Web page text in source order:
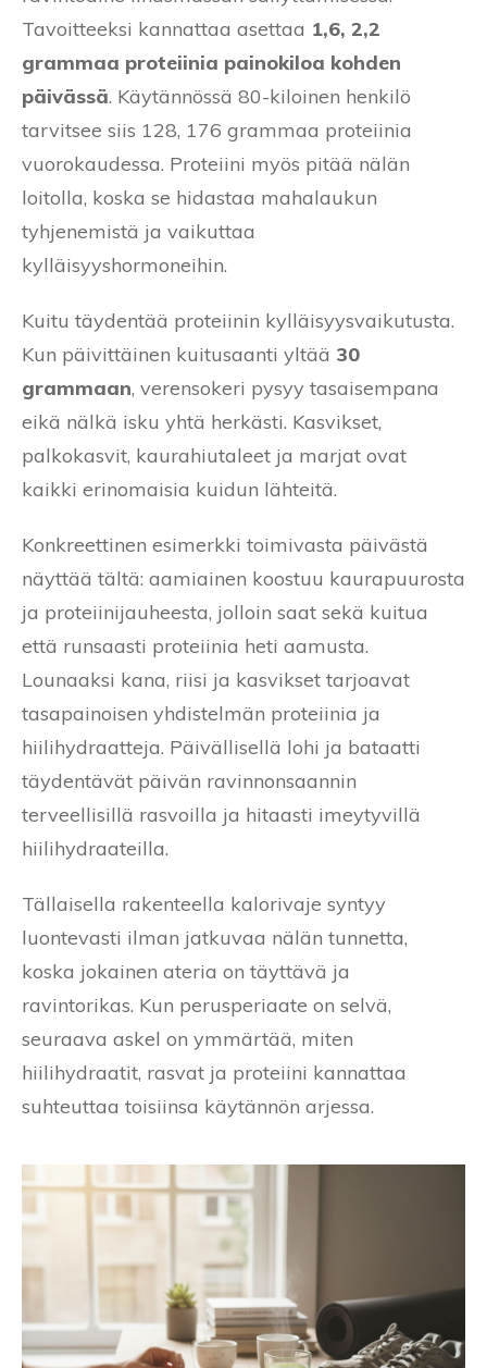
Tavoitteeksi kannattaa asettaa 1,6, 2,2
grammaa proteiinia painokiloa kohden
päivässä. Käytännössä 80-kiloinen henkilö
tarvitsee siis 128, 176 grammaa proteiinia
vuorokaudessa. Proteiini myös pitää nälän
loitolla, koska se hidastaa mahalaukun
tyhjenemistä ja vaikuttaa
kylläisyyshormoneihin.
Kuitu täydentää proteiinin kylläisyysvaikutusta.
Kun päivittäinen kuitusaanti yltää 30
grammaan, verensokeri pysyy tasaisempana
eikä nälkä isku yhtä herkästi. Kasvikset,
palkokasvit, kaurahiutaleet ja marjat ovat
kaikki erinomaisia kuidun lähteitä.
Konkreettinen esimerkki toimivasta päivästä
näyttää tältä: aamiainen koostuu kaurapuurosta
ja proteiinijauheesta, jolloin saat sekä kuitua
että runsaasti proteiinia heti aamusta.
Lounaaksi kana, riisi ja kasvikset tarjoavat
tasapainoisen yhdistelmän proteiinia ja
hiilihydraatteja. Päivällisellä lohi ja bataatti
täydentävät päivän ravinnonsaannin
terveellisillä rasvoilla ja hitaasti imeytyvillä
hiilihydraateilla.
Tällaisella rakenteella kalorivaje syntyy
luontevasti ilman jatkuvaa nälän tunnetta,
koska jokainen ateria on täyttävä ja
ravintorikas. Kun perusperiaate on selvä,
seuraava askel on ymmärtää, miten
hiilihydraatit, rasvat ja proteiini kannattaa
suhteuttaa toisiinsa käytännön arjessa.